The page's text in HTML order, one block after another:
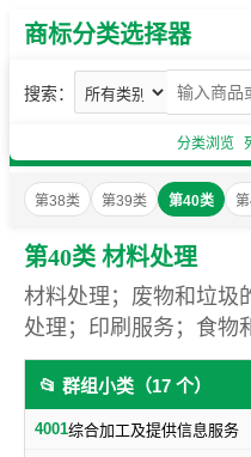
商标分类选择器
搜索：
分类浏览
第38类 第39类 第40类
第40类 材料处理
材料处理；废物和垃圾
处理；印刷服务；食物
📂 群组小类（17 个）
4001综合加工及提供信息服务